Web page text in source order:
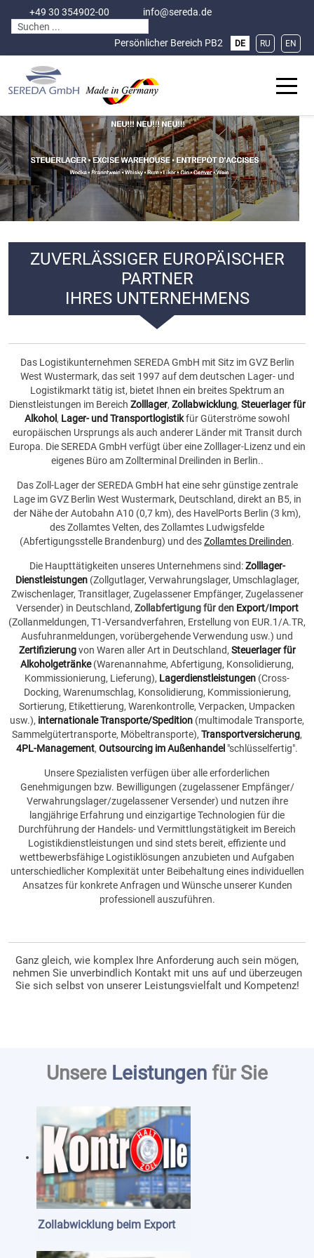
+49 30 354902-00 info@sereda.de
Persönlicher Bereich PB2 Sprache auswählen
DE RU EN
Off-
ZUVERLÄSSIGER EUROPÄISCHER
PARTNER
IHRES UNTERNEHMENS
Das Logistikunternehmen SEREDA GmbH mit Sitz im GVZ Berlin
West Wustermark, das seit 1997 auf dem deutschen Lager- und
Logistikmarkt tätig ist, bietet Ihnen ein breites Spektrum an
Dienstleistungen im Bereich Zolllager, Zollabwicklung, Steuerlager für
Alkohol , Lager- und Transportlogistikfür Güterströme sowohl
europäischen Ursprungs als auch anderer Länder mit Transit durch
Europa. Die SEREDA GmbH verfügt über eine Zolllager-Lizenz und ein
eigenes Büro am Zollterminal Dreilinden in Berlin..
Das Zoll-Lager der SEREDA GmbH hat eine sehr günstige zentrale
Lage im GVZ Berlin West Wustermark, Deutschland, direkt an B5, in
der Nähe der Autobahn A10 (0,7 km), des HavelPorts Berlin (3 km),
des Zollamtes Velten, des Zollamtes Ludwigsfelde
(Abfertigungsstelle Brandenburg) und desZollamtes Dreilinden.
Die Haupttätigkeiten unseres Unternehmens sind:Zolllager-
Dienstleistungen(Zollgutlager, Verwahrungslager, Umschlaglager,
Zwischenlager, Transitlager, Zugelassener Empfänger, Zugelassener
Versender) in Deutschland, Zollabfertigung für den Export/Import
(Zollanmeldungen, T1-Versandverfahren, Erstellung von EUR.1/A.TR,
Ausfuhranmeldungen, vorübergehende Verwendung usw.) und
Zertifizierungvon Waren aller Art in Deutschland, Steuerlager für
Alkoholgetränke(Warenannahme, Abfertigung, Konsolidierung,
Kommissionierung, Lieferung), Lagerdienstleistungen (Cross-
Docking, Warenumschlag, Konsolidierung, Kommissionierung,
Sortierung, Etikettierung, Warenkontrolle, Verpacken, Umpacken
usw.), internationale Transporte/Spedition (multimodale Transporte,
Sammelgütertransporte, Möbeltransporte), Transportversicherung,
4PL-Management, Outsourcing im Außenhandel "schlüsselfertig".
Unsere Spezialisten verfügen über alle erforderlichen
Genehmigungen bzw. Bewilligungen (zugelassener Empfänger/
Verwahrungslager/zugelassener Versender) und nutzen ihre
langjährige Erfahrung und einzigartige Technologien für die
Durchführung der Handels- und Vermittlungstätigkeit im Bereich
Logistikdienstleistungen und sind stets bereit, effiziente und
wettbewerbsfähige Logistiklösungen anzubieten und Aufgaben
unterschiedlicher Komplexität unter Beibehaltung eines individuellen
Ansatzes für konkrete Anfragen und Wünsche unserer Kunden
professionell auszuführen.
Ganz gleich, wie komplex Ihre Anforderung auch sein mögen,
nehmen Sie unverbindlich Kontakt mit uns auf und überzeugen
Sie sich selbst von unserer Leistungsvielfalt und Kompetenz!
Unsere Leistungen für Sie
Zollabwicklung beim Export